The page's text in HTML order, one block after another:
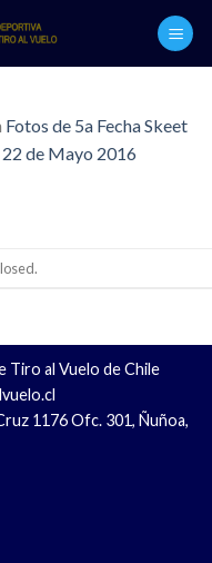
Fotos de 5a Fecha Skeet
de Mayo 2016
Tiro al Vuelo de Chile
1176 Ofc. 301, Ñuñoa,